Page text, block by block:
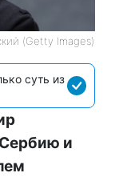
(Getty Images)
суть из
и